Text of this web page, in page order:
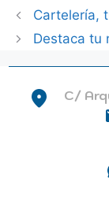
Cartelería,
Destaca tu
C/